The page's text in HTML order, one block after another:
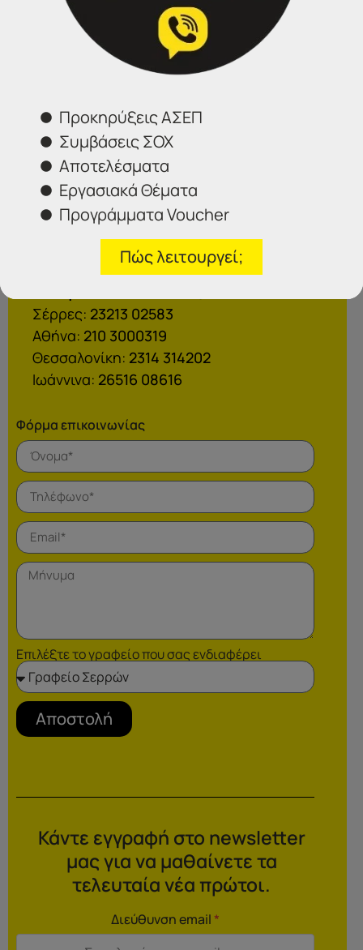
Επικοινωνήστε μαζί μας
IDEA
Γραφεία Εξυπηρέτησης Πολιτών.
Θα χαρούμε να σας εξυπηρετήσουμε:
Σέρρες: 23213 02583
Αθήνα: 210 3000319
Θεσσαλονίκη: 2314 314202
Ιωάννινα: 26516 08616
Φόρμα επικοινωνίας
Επιλέξτε το γραφείο που σας ενδιαφέρει
Αποστολή
Κάντε εγγραφή στο newsletter
μας για να μαθαίνετε τα
τελευταία νέα πρώτοι.
Διεύθυνση email*
Προκηρύξεις ΑΣΕΠ
Συμβάσεις ΣΟΧ
Αποτελέσματα
Εργασιακά Θέματα
Προγράμματα Voucher
Πώς λειτουργεί;